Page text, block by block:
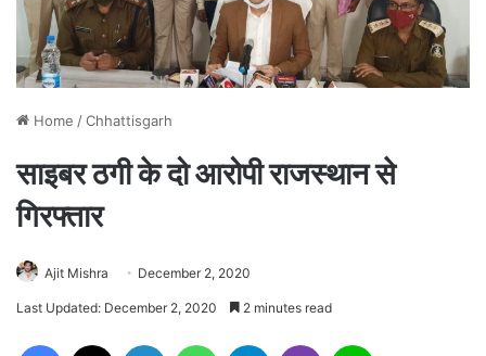
Home /Chhattisgarh
साइबर ठगी के दो आरोपी राजस्थान से
गिरफ्तार
Ajit Mishra December 2, 2020
Last Updated: December 2, 2020 2 minutes read
Facebook LinkedIn WhatsAppTelegram Viber